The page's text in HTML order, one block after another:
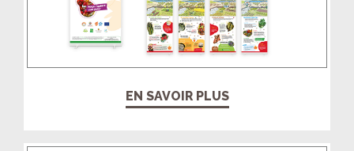
EN SAVOIR PLUS